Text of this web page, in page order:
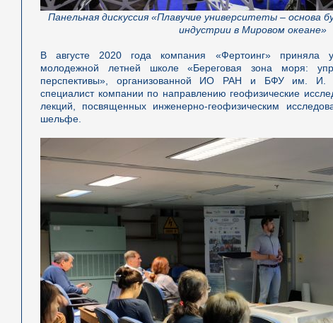
Панельная дискуссия «Плавучие университеты – основа
индустрии в Мировом океане»
В августе 2020 года компания «Фертоинг» приняла
молодежной летней школе «Береговая зона моря:
перспективы», организованной ИО РАН и БФУ им. И.
специалист компании по направлению геофизические
лекций, посвященных инженерно-геофизическим
шельфе.